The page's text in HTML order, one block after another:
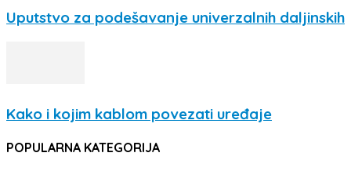
Uputstvo za podešavanje univerzalnih daljinskih
Kako i kojim kablom povezati uređaje
POPULARNA KATEGORIJA